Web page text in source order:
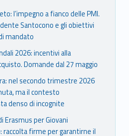
l’impegno a fianco delle PMI.
Santocono e gli obiettivi
mandato
2026: incentivi alla
Domande dal 27 maggio
nel secondo trimestre 2026
ma il contesto
denso di incognite
Erasmus per Giovani
raccolta firme per garantirne il